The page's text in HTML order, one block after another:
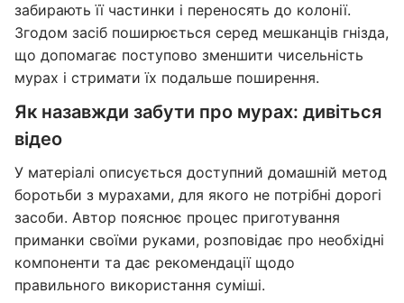
забирають її частинки і переносять до колонії.
Згодом засіб поширюється серед мешканців гнізда,
що допомагає поступово зменшити чисельність
мурах і стримати їх подальше поширення.
Як назавжди забути про мурах: дивіться
відео
У матеріалі описується доступний домашній метод
боротьби з мурахами, для якого не потрібні дорогі
засоби. Автор пояснює процес приготування
приманки своїми руками, розповідає про необхідні
компоненти та дає рекомендації щодо
правильного використання суміші.